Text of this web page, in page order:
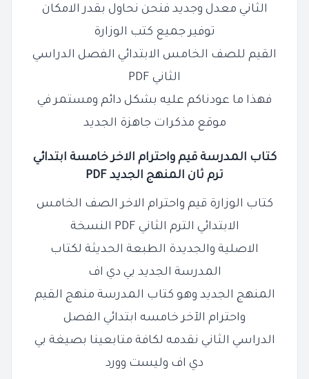
الثاني معدل وجديد فنحن نحاول بقدر الامكان
توفير جميع كتب الوزارة
القيم للصف الخامس الابتدائي الفصل الدراسي
الثاني PDF
فهذا ما عودناكم عليه بشكل دائم ومستمر في
موقع مذكرات جاهزة الجديد
كتاب المدرسة قيم واحترام الاخر خامسة ابتدائي
ترم ثان المنهج الجديد PDF
كتاب الوزارة قيم واحترام الاخر الصف الخامس
الابتدائي الترم الثاني PDF النسخة
الاصلية والجديدة الطبعة الحديثة لكتاب
المدرسة الجديد بي دي اف
المنهج الجديد وهو كتاب المدرسة منهج القيم
واحترام الآخر خامسه ابتدائي الفصل
الدراسي الثاني نقدمه لكافة متابعينا بصيغة بي
دي اف وليست وورد